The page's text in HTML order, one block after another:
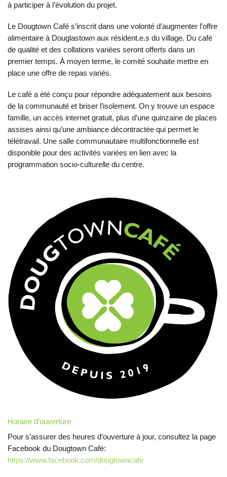
à participer à l’évolution du projet.
Le Dougtown Café s’inscrit dans une volonté d’augmenter l’offre
alimentaire à Douglastown aux résident.e.s du village. Du café
de qualité et des collations variées seront offerts dans un
premier temps. À moyen terme, le comité souhaite mettre en
place une offre de repas variés.
Le café a été conçu pour répondre adéquatement aux besoins
de la communauté et briser l’isolement. On y trouve un espace
famille, un accès internet gratuit, plus d’une quinzaine de places
assises ainsi qu’une ambiance décontractée qui permet le
télétravail. Une salle communautaire multifonctionnelle est
disponible pour des activités variées en lien avec la
programmation socio-culturelle du centre.
Horaire d’ouverture
Pour s’assurer des heures d’ouverture à jour, consultez la page
Facebook du Dougtown Café:
https://www.facebook.com/dougtowncafe